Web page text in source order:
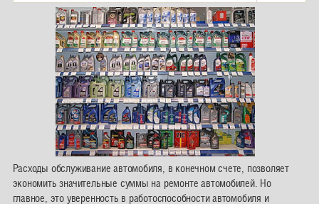
Расходы обслуживание автомобиля, в конечном счете, позволяет
экономить значительные суммы на ремонте автомобилей. Но
главное, это уверенность в работоспособности автомобиля и